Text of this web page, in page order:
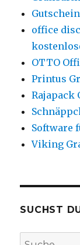
office
OTTO
Printus
Rajapack
Software
Viking
SUCHST
Suche